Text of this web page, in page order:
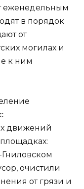
еженедельным
в порядок
от
могилах и
к ним
движений
очистили
от грязи и